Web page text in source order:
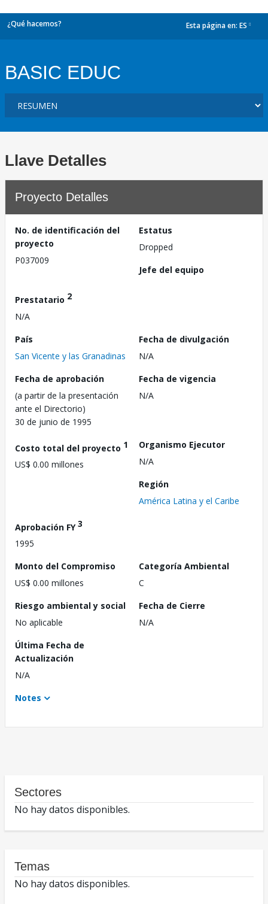
¿Qué hacemos? Esta página en: ES
BASIC EDUC
Llave Detalles
Proyecto Detalles
No. de identificación del
proyecto
P037009
Estatus
Dropped
Jefe del equipo
Prestatario 2
N/A
País
San Vicente y las Granadinas
Fecha de divulgación
N/A
Fecha de aprobación
(a partir de la presentación
ante el Directorio)
30 de junio de 1995
Fecha de vigencia
N/A
Costo total del proyecto 1
US$ 0.00 millones
Organismo Ejecutor
N/A
Región
América Latina y el Caribe
Aprobación FY3
1995
Monto del Compromiso
US$ 0.00 millones
Categoría Ambiental
C
Riesgo ambiental y social
No aplicable
Fecha de Cierre
N/A
Última Fecha de
Actualización
N/A
Notes
Sectores
No hay datos disponibles.
Temas
No hay datos disponibles.